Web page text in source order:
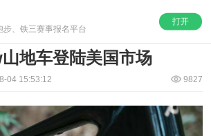
打开
步、铁三赛事报名平台
地车登陆美国市场
04 15:53:12 9827